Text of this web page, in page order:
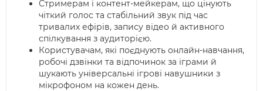
Стримерам і контент-мейкерам, що цінують
чіткий голос та стабільний звук під час
тривалих ефірів, запису відео й активного
спілкування з аудиторією.
Користувачам, які поєднують онлайн-навчання,
робочі дзвінки та відпочинок за іграми й
шукають універсальні ігрові навушники з
мікрофоном на кожен день.